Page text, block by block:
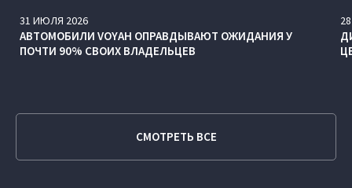
31 ИЮЛЯ 2026
АВТОМОБИЛИ VOYAH ОПРАВДЫВАЮТ ОЖИДАНИЯ У
ПОЧТИ 90% СВОИХ ВЛАДЕЛЬЦЕВ
28
СМОТРЕТЬ ВСЕ